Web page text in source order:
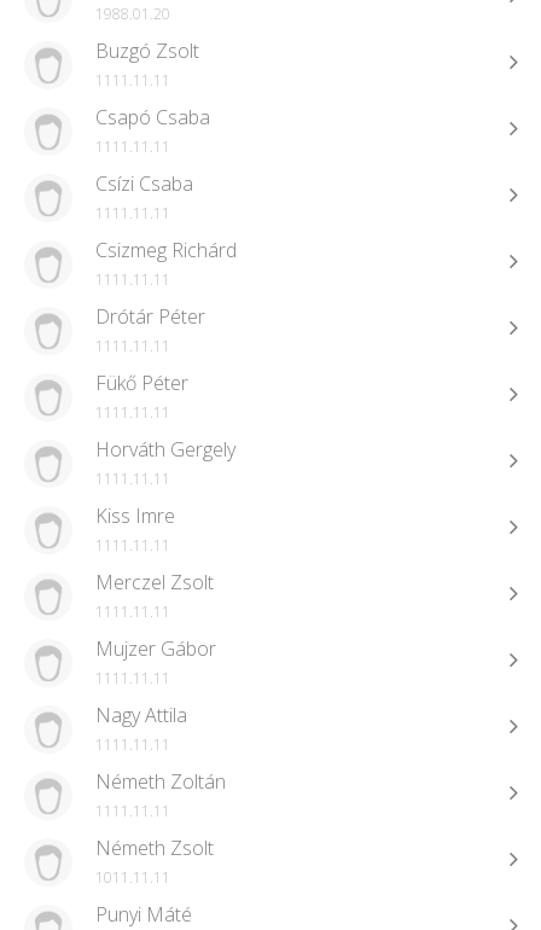
1988.01.20
Buzgó Zsolt
1111.11.11
Csapó Csaba
1111.11.11
Csízi Csaba
1111.11.11
Csizmeg Richárd
1111.11.11
Drótár Péter
1111.11.11
Fükő Péter
1111.11.11
Horváth Gergely
1111.11.11
Kiss Imre
1111.11.11
Merczel Zsolt
1111.11.11
Mujzer Gábor
1111.11.11
Nagy Attila
1111.11.11
Németh Zoltán
1111.11.11
Németh Zsolt
1011.11.11
Punyi Máté